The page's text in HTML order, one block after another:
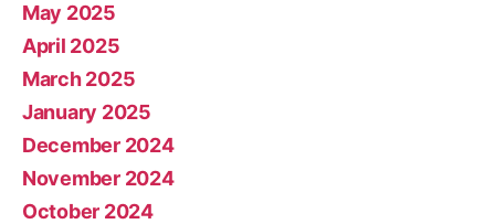
May 2025
April 2025
March 2025
January 2025
December 2024
November 2024
October 2024